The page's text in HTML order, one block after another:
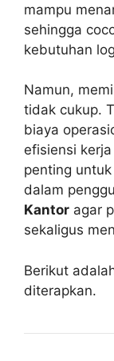
mampu
sehingga
kebutuhan
Namun,
tidak cukup.
biaya
efisiensi
penting
dalam
Kantor agar
sekaligus
Berikut
diterapkan.